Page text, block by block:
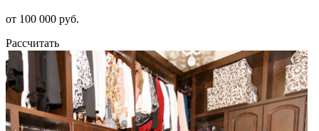
от 100 000 руб.
Рассчитать